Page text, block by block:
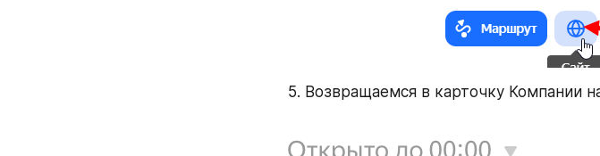
5. Возвращаемся в карточку